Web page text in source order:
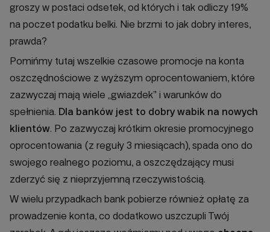
groszy w postaci odsetek, od których i tak odliczy 19%
na poczet podatku belki. Nie brzmi to jak dobry interes,
prawda?
Pomińmy tutaj wszelkie czasowe promocje na konta
oszczędnościowe z wyższym oprocentowaniem, które
zazwyczaj mają wiele „gwiazdek” i warunków do
spełnienia. Dla banków jest to dobry wabik na nowych
klientów. Po zazwyczaj krótkim okresie promocyjnego
oprocentowania (z reguły 3 miesiącach), spada ono do
swojego realnego poziomu, a oszczędzający musi
zderzyć się z nieprzyjemną rzeczywistością.
W wielu przypadkach bank pobierze również opłatę za
prowadzenie konta, co dodatkowo uszczupli Twój